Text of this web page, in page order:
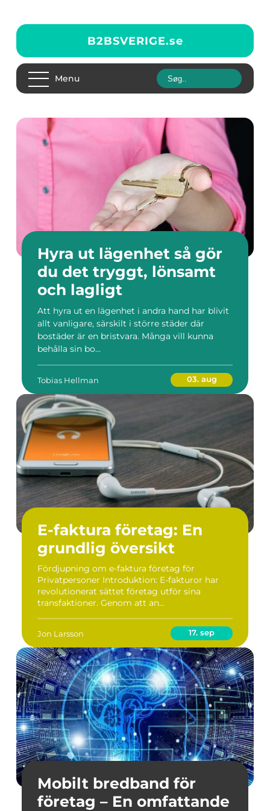
B2BSVERIGE.se
Menu
Hyra ut lägenhet så gör
du det tryggt, lönsamt
och lagligt
Att hyra ut en lägenhet i andra hand har blivit
allt vanligare, särskilt i större städer där
bostäder är en bristvara. Många vill kunna
behålla sin bo...
Tobias Hellman 03. aug
E-faktura företag: En
grundlig översikt
Fördjupning om e-faktura företag för
Privatpersoner Introduktion: E-fakturor har
revolutionerat sättet företag utför sina
transfaktioner. Genom att an...
Jon Larsson 17. sep
Mobilt bredband för
företag – En omfattande